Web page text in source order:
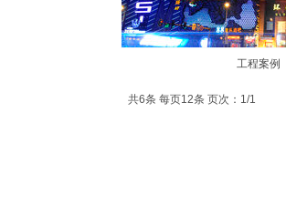
工程案例
共6条 每页12条 页次：1/1